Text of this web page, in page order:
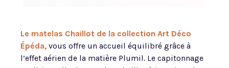
Le matelas Chaillot de la collection Art Déco
Épéda, vous offre un accueil équilibré grâce à
l’effet aérien de la matière Plumil. Le capitonnage